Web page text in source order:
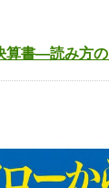
算書―読み方